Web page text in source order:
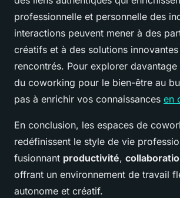
professionnelle et personnelle des
interactions peuvent mener à des
créatifs et à des solutions
rencontrés. Pour explorer davantage
du coworking pour le bien-être au
pas à enrichir vos connaissances en
En conclusion, les espaces de
redéfinissent le style de vie
fusionnant productivité,
offrant un environnement de travail
autonome et créatif.